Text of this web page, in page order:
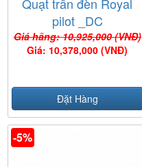
Quạt trần đèn Royal
pilot _DC
Giá hãng: 10,925,000 (VNĐ)
Giá: 10,378,000 (VNĐ)
Đặt Hàng
-5%